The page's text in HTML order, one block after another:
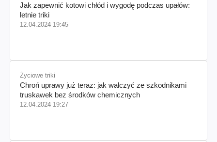
Jak zapewnić kotowi chłód i wygodę podczas upałów:
letnie triki
12.04.2024 19:45
Życiowe triki
Chroń uprawy już teraz: jak walczyć ze szkodnikami
truskawek bez środków chemicznych
12.04.2024 19:27